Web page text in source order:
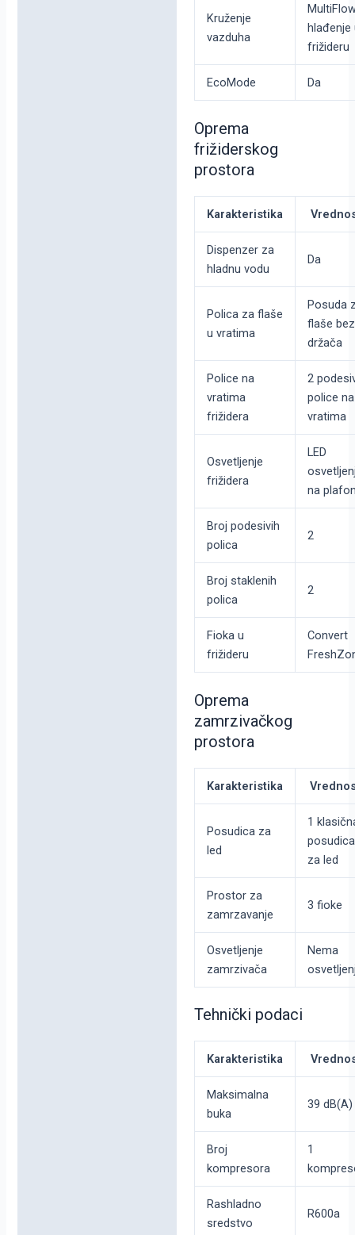
Kruženje
vazduha
hlađenje
frižideru
EcoMode Da
Oprema
frižiderskog
prostora
Karakteristika
Dispenzer za
hladnu vodu
Da
Polica za flaše
u vratima
Posuda
flaše bez
držača
Police na
vratima
frižidera
2
police na
vratima
Osvetljenje
frižidera
LED
na
Broj podesivih
polica
2
Broj staklenih
polica
2
Fioka u
frižideru
Convert
Oprema
zamrzivačkog
prostora
Karakteristika
Posudica za
led
1
posudica
za led
Prostor za
zamrzavanje
3 fioke
Osvetljenje
zamrzivača
Nema
Tehnički podaci
Karakteristika
Maksimalna
buka
39 dB(A)
Broj
kompresora
1
Rashladno
sredstvo
R600a